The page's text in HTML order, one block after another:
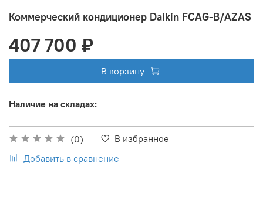
Коммерческий кондиционер Daikin FCAG-B/AZAS
(0)
В избранное
Добавить в сравнение
407 700 ₽
В корзину
Наличие на складах: